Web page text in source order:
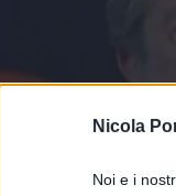
Nicola
Noi e i